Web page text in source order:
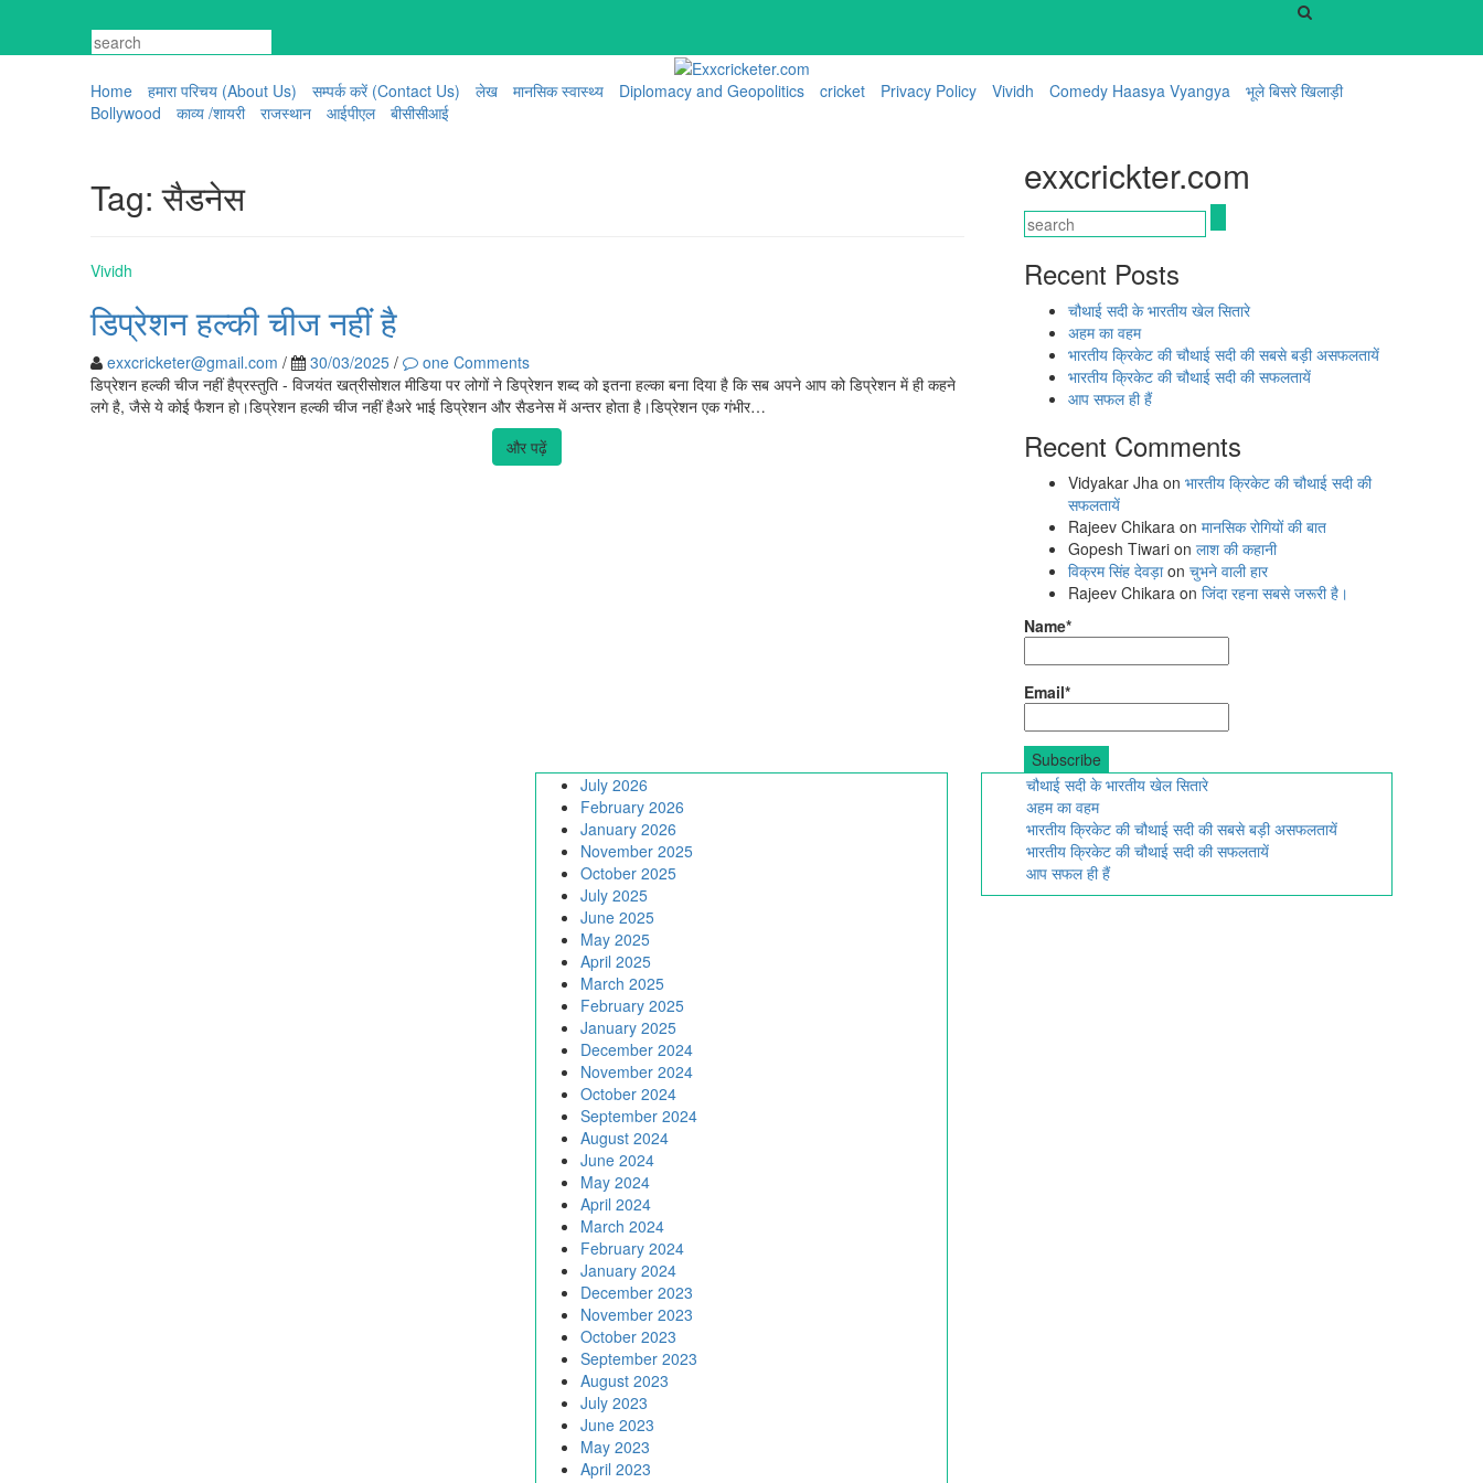
content
Home
हमारा परिचय (About Us) सम्पर्क करें (Contact Us) लेख मानसिक स्वास्थ्य Diplomacy and Geopolitics cricket Privacy Policy Vividh Comedy Haasya Vyangya
भूले बिसरे खिलाड़ी
Bollywood
काव्य /शायरी राजस्थान आईपीएल बीसीसीआई
Tag:सैडनेस
Vividh
डिप्रेशन हल्की चीज नहीं है
exxcricketer@gmail.com / 30/03/2025 /
one Comments
डिप्रेशन हल्की चीज नहीं हैप्रस्तुति - विजयंत खत्रीसोशल मीडिया पर लोगों ने डिप्रेशन शब्द को इतना हल्का बना दिया है कि सब अपने आप को डिप्रेशन में ही कहने
लगे है, जैसे ये कोई फैशन हो।डिप्रेशन हल्की चीज नहीं हैअरे भाई डिप्रेशन और सैडनेस में अन्तर होता है।डिप्रेशन एक गंभीर…
और पढ़ें
exxcrickter.com
Recent Posts
चौथाई सदी के भारतीय खेल सितारे
अहम का वहम
भारतीय क्रिकेट की चौथाई सदी की सबसे बड़ी असफलतायें
भारतीय क्रिकेट की चौथाई सदी की सफलतायें
आप सफल ही हैं
Recent Comments
Vidyakar Jhaon भारतीय क्रिकेट की चौथाई सदी की
सफलतायें
Rajeev Chikaraon मानसिक रोगियों की बात
Gopesh Tiwarion लाश की कहानी
विक्रम सिंह देवड़ाon चुभने वाली हार
Rajeev Chikaraon जिंदा रहना सबसे जरूरी है।
Name*
Email*
July 2026
February 2026
January 2026
November 2025
October 2025
July 2025
June 2025
May 2025
April 2025
March 2025
February 2025
January 2025
December 2024
November 2024
October 2024
September 2024
August 2024
June 2024
May 2024
April 2024
March 2024
February 2024
January 2024
December 2023
November 2023
October 2023
September 2023
August 2023
July 2023
June 2023
May 2023
April 2023
चौथाई सदी के भारतीय खेल सितारे
अहम का वहम
भारतीय क्रिकेट की चौथाई सदी की सबसे बड़ी असफलतायें
भारतीय क्रिकेट की चौथाई सदी की सफलतायें
आप सफल ही हैं